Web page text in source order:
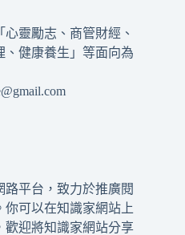
靈勵志、商管財經、
、健康養生」等面向為
平台，致力於推廣閱
可以在知識家網站上
歡迎將知識家網站分享